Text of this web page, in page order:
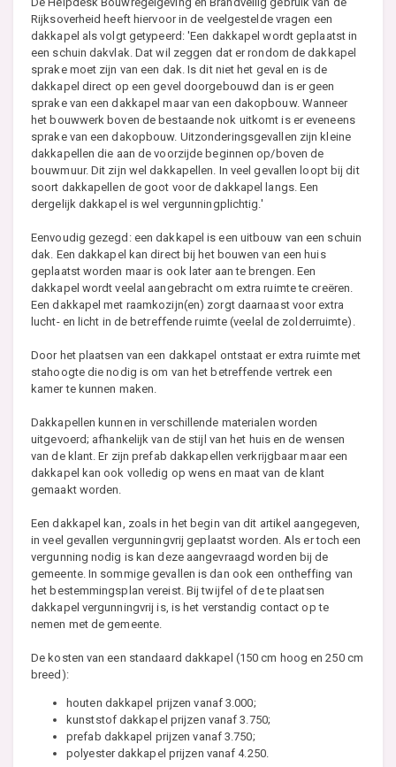
Rijksoverheid heeft hiervoor in de veelgestelde vragen een
dakkapel als volgt getypeerd: 'Een dakkapel wordt geplaatst in
een schuin dakvlak. Dat wil zeggen dat er rondom de dakkapel
sprake moet zijn van een dak. Is dit niet het geval en is de
dakkapel direct op een gevel doorgebouwd dan is er geen
sprake van een dakkapel maar van een dakopbouw. Wanneer
het bouwwerk boven de bestaande nok uitkomt is er eveneens
sprake van een dakopbouw. Uitzonderingsgevallen zijn kleine
dakkapellen die aan de voorzijde beginnen op/boven de
bouwmuur. Dit zijn wel dakkapellen. In veel gevallen loopt bij dit
soort dakkapellen de goot voor de dakkapel langs. Een
dergelijk dakkapel is wel vergunningplichtig.'
Eenvoudig gezegd: een dakkapel is een uitbouw van een schuin
dak. Een dakkapel kan direct bij het bouwen van een huis
geplaatst worden maar is ook later aan te brengen. Een
dakkapel wordt veelal aangebracht om extra ruimte te creëren.
Een dakkapel met raamkozijn(en) zorgt daarnaast voor extra
lucht- en licht in de betreffende ruimte (veelal de zolderruimte).
Door het plaatsen van een dakkapel ontstaat er extra ruimte met
stahoogte die nodig is om van het betreffende vertrek een
kamer te kunnen maken.
Dakkapellen kunnen in verschillende materialen worden
uitgevoerd; afhankelijk van de stijl van het huis en de wensen
van de klant. Er zijn prefab dakkapellen verkrijgbaar maar een
dakkapel kan ook volledig op wens en maat van de klant
gemaakt worden.
Een dakkapel kan, zoals in het begin van dit artikel aangegeven,
in veel gevallen vergunningvrij geplaatst worden. Als er toch een
vergunning nodig is kan deze aangevraagd worden bij de
gemeente. In sommige gevallen is dan ook een ontheffing van
het bestemmingsplan vereist. Bij twijfel of de te plaatsen
dakkapel vergunningvrij is, is het verstandig contact op te
nemen met de gemeente.
De kosten van een standaard dakkapel (150 cm hoog en 250 cm
breed):
houten dakkapel prijzen vanaf 3.000;
kunststof dakkapel prijzen vanaf 3.750;
prefab dakkapel prijzen vanaf 3.750;
polyester dakkapel prijzen vanaf 4.250.